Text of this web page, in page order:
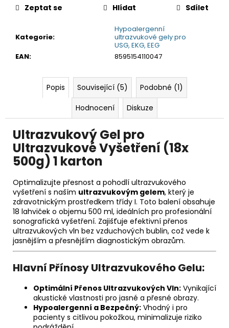
Kategorie:
Hypoalergenní
ultrazvukové gely pro
USG, EKG, EEG
EAN: 8595154110047
Zeptat se Hlídat Sdílet
Popis Související (5)
Podobné (1)
Hodnocení
Diskuze
Ultrazvukový Gel pro
Ultrazvukové Vyšetření (18x
500g) 1 karton
Optimalizujte přesnost a pohodlí ultrazvukového
vyšetření s naším ultrazvukovým gelem, který je
zdravotnickým prostředkem třídy I. Toto balení obsahuje
18 lahviček o objemu 500 ml, ideálních pro profesionální
sonografická vyšetření. Zajišťuje efektivní přenos
ultrazvukových vln bez vzduchových bublin, což vede k
jasnějším a přesnějším diagnostickým obrazům.
Hlavní Přínosy Ultrazvukového Gelu:
Optimální Přenos Ultrazvukových Vln: Vynikající
akustické vlastnosti pro jasné a přesné obrazy.
Hypoalergenní a Bezpečný: Vhodný i pro
pacienty s citlivou pokožkou, minimalizuje riziko